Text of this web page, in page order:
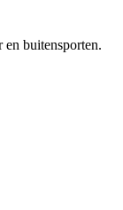
buitensporten.